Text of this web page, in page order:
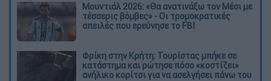
Μουντιάλ 2026: «Θα ανατινάξω τον Μέσι με
τέσσερις βόμβες» - Οι τρομοκρατικές
απειλές που ερεύνησε το FBI
Φρίκη στην Κρήτη: Τουρίστας μπήκε σε
κατάστημα και ρώτησε πόσο «κοστίζει»
ανήλικο κορίτσι για να ασελγήσει πάνω του